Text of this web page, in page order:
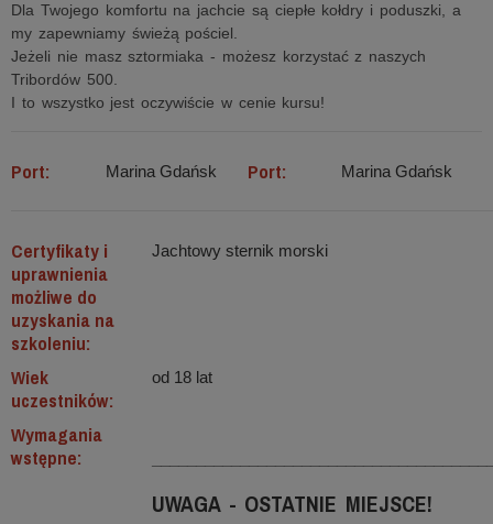
Dla Twojego komfortu na jachcie są ciepłe kołdry i poduszki, a
my zapewniamy świeżą pościel.
Jeżeli nie masz sztormiaka - możesz korzystać z naszych
Tribordów 500.
I to wszystko jest oczywiście w cenie kursu!
Port: Marina Gdańsk Port: Marina Gdańsk
Certyfikaty i
uprawnienia
możliwe do
uzyskania na
szkoleniu:
Jachtowy sternik morski
Wiek
uczestników:
od 18 lat
Wymagania
wstępne:
UWAGA - OSTATNIE MIEJSCE!